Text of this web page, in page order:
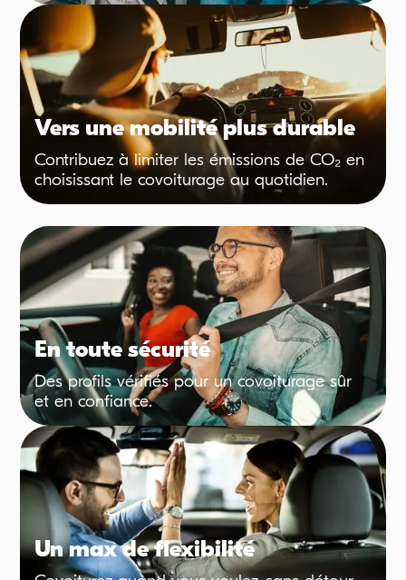
Vers une mobilité plus durable
Contribuez à limiter les émissions de CO₂ en
choisissant le covoiturage au quotidien.
En toute sécurité
Des profils vérifiés pour un covoiturage sûr
et en confiance.
Un max de flexibilité